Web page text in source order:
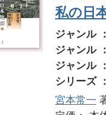
私の日
ジャンル
ジャンル
ジャンル
シリーズ
宮本常一